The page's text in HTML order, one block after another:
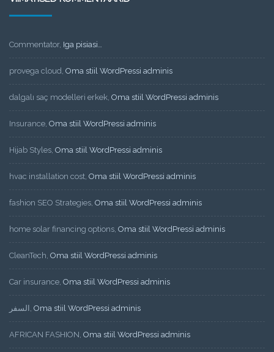
Commentator, Iga pisiasi…
provega cloud Oma stiil WordPressi adminis
dalgalı saç modelleri erkek Oma stiil WordPressi adminis
Insurance Oma stiil WordPressi adminis
Hijab Styles Oma stiil WordPressi adminis
hvac installation cost Oma stiil WordPressi adminis
fashion SEO Strategies Oma stiil WordPressi adminis
home solar financing options Oma stiil WordPressi adminis
CleanTech Oma stiil WordPressi adminis
Car insurance Oma stiil WordPressi adminis
السفر Oma stiil WordPressi adminis
AFRICAN FASHION Oma stiil WordPressi adminis